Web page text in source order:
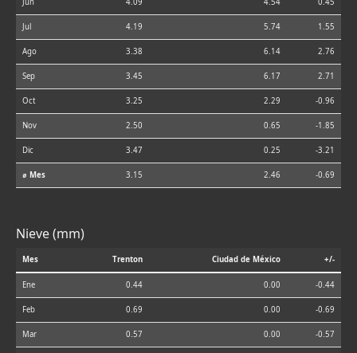
Jun 4.09 4.54 0.45
Jul 4.19 5.74 1.55
Ago 3.38 6.14 2.76
Sep 3.45 6.17 2.71
Oct 3.25 2.29 -0.96
Nov 2.50 0.65 -1.85
Dic 3.47 0.25 -3.21
⌀ Mes 3.15 2.46 -0.69
Nieve (mm)
Mes Trenton Ciudad de México +/-
Ene 0.44 0.00 -0.44
Feb 0.69 0.00 -0.69
Mar 0.57 0.00 -0.57